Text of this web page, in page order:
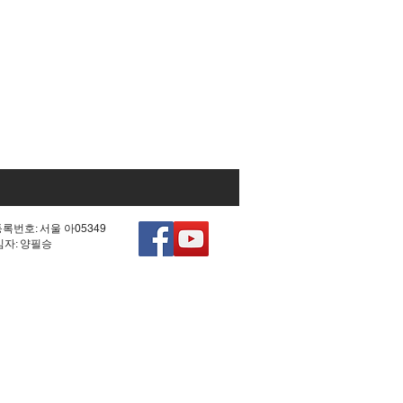
번호: 서울 아05349
: 양필승